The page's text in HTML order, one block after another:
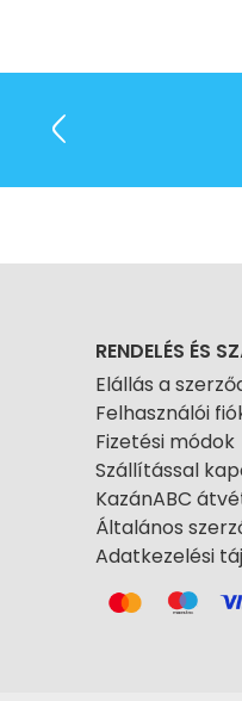
RENDELÉS ÉS
Elállás a
Felhasználói
Fizetési módok
Szállítással
KazánABC
Általános
Adatkezelési